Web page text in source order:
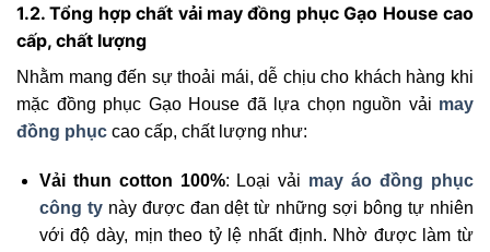
1.2. Tổng hợp chất vải may đồng phục Gạo House cao
cấp, chất lượng
Nhằm mang đến sự thoải mái, dễ chịu cho khách hàng khi
mặc đồng phục Gạo House đã lựa chọn nguồn vải may
đồng phục cao cấp, chất lượng như:
Vải thun cotton 100%: Loại vải may áo đồng phục
công tynày được đan dệt từ những sợi bông tự nhiên
với độ dày, mịn theo tỷ lệ nhất định. Nhờ được làm từ